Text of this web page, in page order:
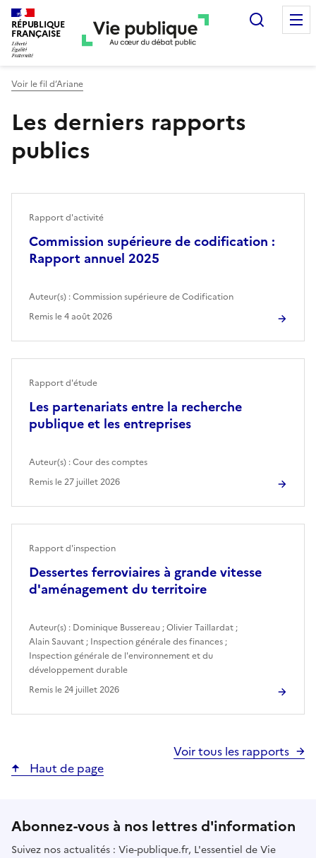
RÉPUBLIQUE
FRANÇAISE
Voir le fil d’Ariane
Les derniers rapports
publics
Commission supérieure de codification :
Rapport annuel 2025
Rapport d'activité
Auteur(s) :Commission supérieure de Codification
Remis le4 août 2026
Les partenariats entre la recherche
publique et les entreprises
Rapport d'étude
Auteur(s) :Cour des comptes
Remis le27 juillet 2026
Dessertes ferroviaires à grande vitesse
d'aménagement du territoire
Rapport d'inspection
Auteur(s) : Dominique Bussereau ;Olivier Taillardat ;
Alain Sauvant ; Inspection générale des finances ;
Inspection générale de l'environnement et du
développement durable
Remis le24 juillet 2026
Voir tous les rapports
Haut de page
Abonnez-vous à nos lettres d'information
Suivez nos actualités : Vie-publique.fr, L'essentiel de Vie